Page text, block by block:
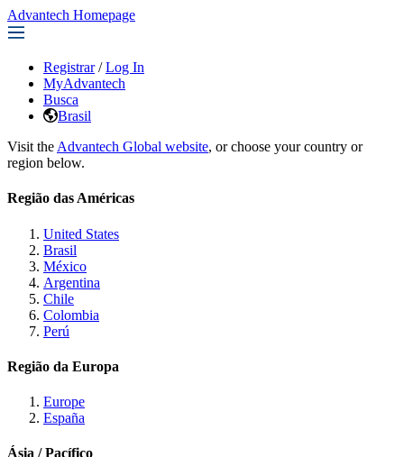
Advantech Homepage
Registrar / Log In
MyAdvantech
Busca
Brasil
Visit the Advantech Global website, or choose your country or
region below.
Região das Américas
United States
Brasil
México
Argentina
Chile
Colombia
Perú
Região da Europa
Europe
España
Ásia / Pacífico